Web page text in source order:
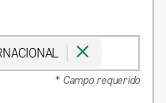
* Campo requerido